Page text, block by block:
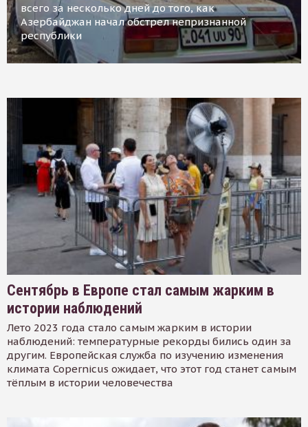
всего за несколько дней до того, как
Азербайджан начал обстрел непризнанной
республики
Сентябрь в Европе стал самым жарким в
истории наблюдений
Лето 2023 года стало самым жарким в истории
наблюдений: температурные рекорды бились один за
другим. Европейская служба по изучению изменения
климата Copernicus ожидает, что этот год станет самым
тёплым в истории человечества